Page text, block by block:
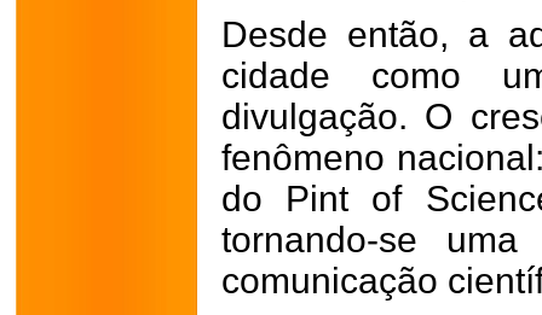
Desde então, a
cidade como
divulgação. O
fenômeno
do Pint of
tornando-se
comunicação